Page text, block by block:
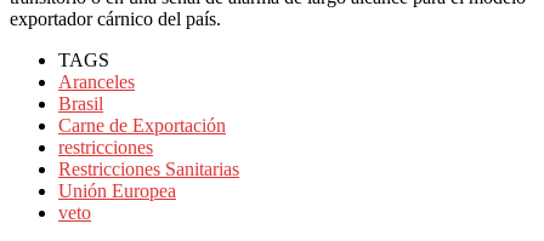
exportador cárnico del país.
TAGS
Aranceles
Brasil
Carne de Exportación
restricciones
Restricciones Sanitarias
Unión Europea
veto